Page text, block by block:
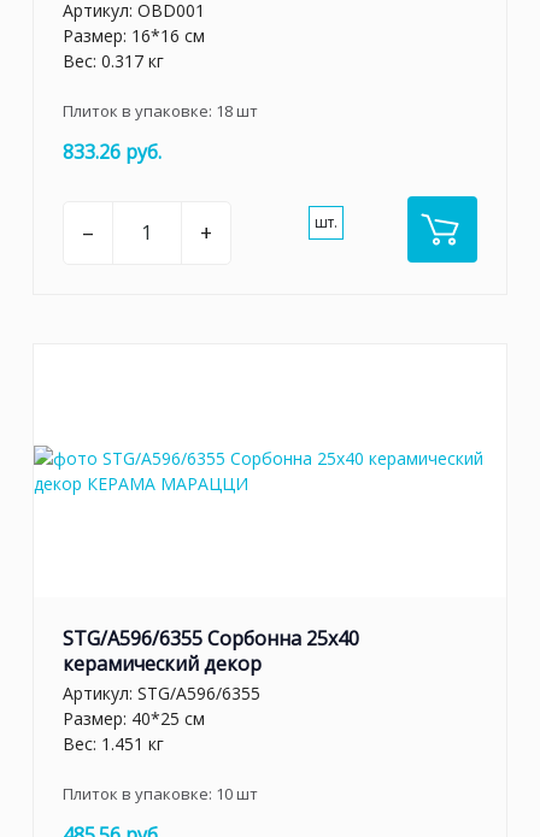
Артикул: OBD001
Размер: 16*16 см
Вес: 0.317 кг
Плиток в упаковке: 18шт
833.26 руб.
– + шт.
STG/A596/6355 Сорбонна 25x40
керамический декор
Артикул: STG/A596/6355
Размер: 40*25 см
Вес: 1.451 кг
Плиток в упаковке: 10шт